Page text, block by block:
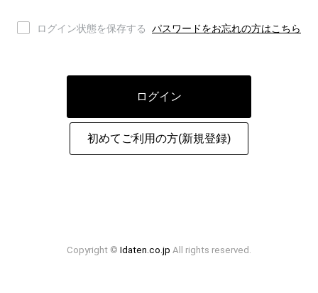
ログイン状態を保存する パスワードをお忘れの方はこちら
ログイン
初めてご利用の方(新規登録)
Copyright © Idaten.co.jp All rights reserved.